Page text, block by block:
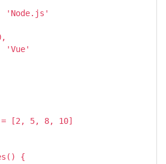
'Node.js'
'Vue'
[2, 5, 8, 10]
{